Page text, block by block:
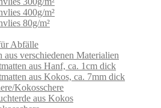
400g/m²
80g/m²
Abfälle
aus verschiedenen Materialien
aus Hanf, ca. 1cm dick
aus Kokos, ca. 7mm dick
Kokosschere
aus Kokos